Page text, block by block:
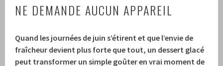
NE DEMANDE AUCUN APPAREIL
Quand les journées de juin s’étirent et que l’envie de
fraîcheur devient plus forte que tout, un dessert glacé
peut transformer un simple goûter en vrai moment de